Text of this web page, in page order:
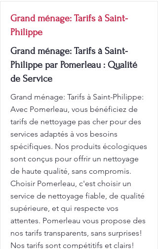
Grand ménage: Tarifs à Saint-
Philippe
Grand ménage: Tarifs à Saint-
Philippe par Pomerleau : Qualité
de Service
Grand ménage: Tarifs à Saint-Philippe:
Avec Pomerleau, vous bénéficiez de
tarifs de nettoyage pas cher pour des
services adaptés à vos besoins
spécifiques. Nos produits écologiques
sont conçus pour offrir un nettoyage
de haute qualité, sans compromis.
Choisir Pomerleau, c'est choisir un
service de nettoyage fiable, de qualité
supérieure, et qui respecte vos
attentes. Pomerleau vous propose des
nos tarifs transparents, sans surprises!
Nos tarifs sont compétitifs et clairs!